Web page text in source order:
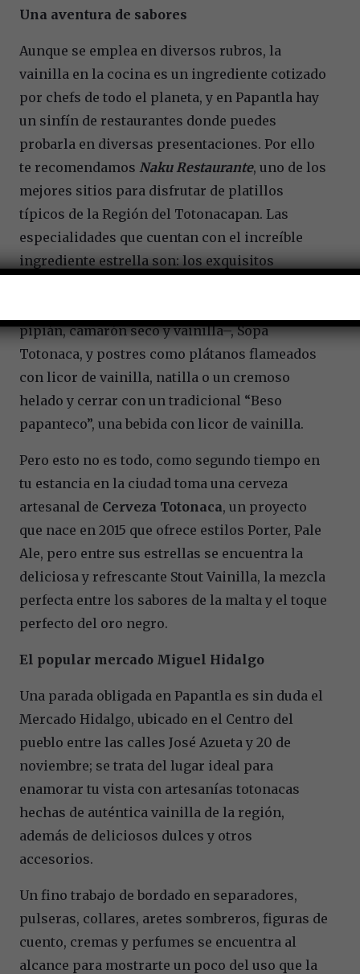
Una aventura de sabores
Aunque se emplea en diversos rubros, la
vainilla en la cocina es un ingrediente cotizado
por chefs de todo el planeta, y en Papantla hay
un sinfín de restaurantes donde puedes
probarla en diversas presentaciones. Por ello
te recomendamos Naku Restaurante, uno de los
mejores sitios para disfrutar de platillos
típicos de la Región del Totonacapan. Las
especialidades que cuentan con el increíble
ingrediente estrella son: los exquisitos
pipián, camarón seco y vainilla–, Sopa
Totonaca, y postres como plátanos flameados
con licor de vainilla, natilla o un cremoso
helado y cerrar con un tradicional “Beso
papanteco”, una bebida con licor de vainilla.
Pero esto no es todo, como segundo tiempo en
tu estancia en la ciudad toma una cerveza
artesanal de Cerveza Totonaca, un proyecto
que nace en 2015 que ofrece estilos Porter, Pale
Ale, pero entre sus estrellas se encuentra la
deliciosa y refrescante Stout Vainilla, la mezcla
perfecta entre los sabores de la malta y el toque
perfecto del oro negro.
El popular mercado Miguel Hidalgo
Una parada obligada en Papantla es sin duda el
Mercado Hidalgo, ubicado en el Centro del
pueblo entre las calles José Azueta y 20 de
noviembre; se trata del lugar ideal para
enamorar tu vista con artesanías totonacas
hechas de auténtica vainilla de la región,
además de deliciosos dulces y otros
accesorios.
Un fino trabajo de bordado en separadores,
pulseras, collares, aretes sombreros, figuras de
cuento, cremas y perfumes se encuentra al
alcance para mostrarte un poco del uso que la